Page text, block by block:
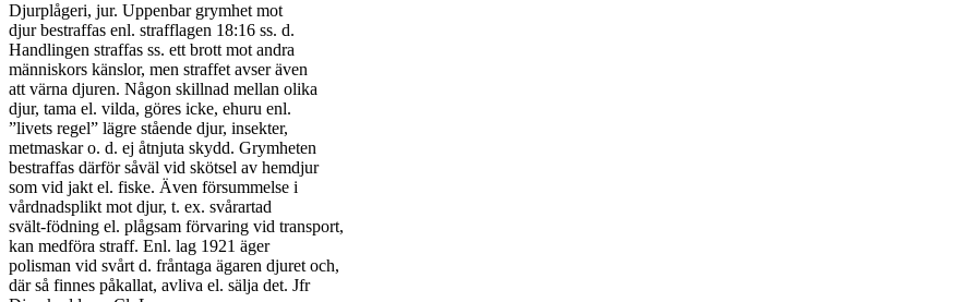
Djurplågeri, jur. Uppenbar grymhet mot
djur bestraffas enl. strafflagen 18:16 ss. d.
Handlingen straffas ss. ett brott mot andra
människors känslor, men straffet avser även
att värna djuren. Någon skillnad mellan olika
djur, tama el. vilda, göres icke, ehuru enl.
”livets regel” lägre stående djur, insekter,
metmaskar o. d. ej åtnjuta skydd. Grymheten
bestraffas därför såväl vid skötsel av hemdjur
som vid jakt el. fiske. Även försummelse i
vårdnadsplikt mot djur, t. ex. svårartad
svält-födning el. plågsam förvaring vid transport,
kan medföra straff. Enl. lag 1921 äger
polisman vid svårt d. fråntaga ägaren djuret och,
där så finnes påkallat, avliva el. sälja det. Jfr